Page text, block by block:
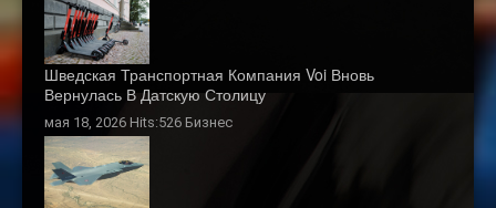
Шведская Транспортная Компания Voi Вновь
Вернулась В Датскую Столицу
мая 18, 2026 Hits:526 Бизнес